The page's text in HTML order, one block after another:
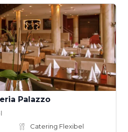
Palazzo
Catering Flexibel